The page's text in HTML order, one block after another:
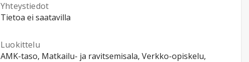
Yhteystiedot
Tietoa ei saatavilla
Luokittelu
AMK-taso, Matkailu- ja ravitsemisala, Verkko-opiskelu,